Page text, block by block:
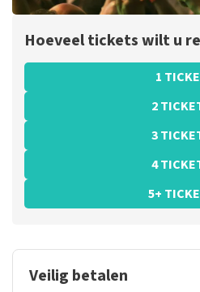
Hoeveel tickets wilt u
1
2
3
4
5+
Veilig betalen